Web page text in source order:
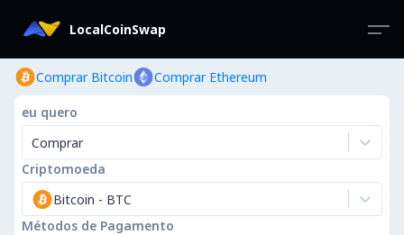
LocalCoinSwap
Comprar Bitcoin Comprar Ethereum
eu quero
Comprar
Criptomoeda
Bitcoin - BTC
Métodos de Pagamento